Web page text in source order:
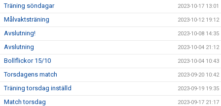
Träning söndagar 2023-10-17 13:01
Målvaktsträning 2023-10-12 19:12
Avslutning! 2023-10-08 14:35
Avslutning 2023-10-04 21:12
Bollflickor 15/10 2023-10-04 10:43
Torsdagens match 2023-09-20 10:42
Träning torsdag inställd 2023-09-19 19:35
Match torsdag 2023-09-17 21:17